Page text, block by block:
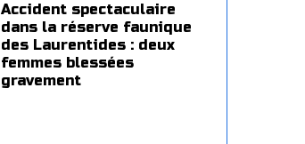
Accident spectaculaire
dans la réserve faunique
des Laurentides : deux
femmes blessées
gravement